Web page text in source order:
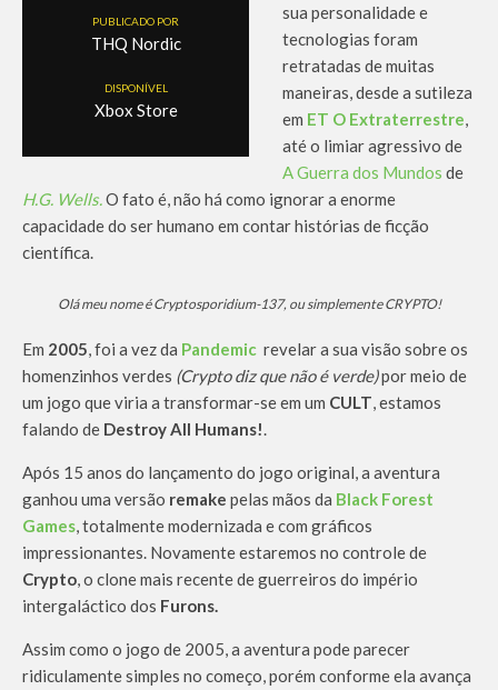
PUBLICADO POR
THQ Nordic
DISPONÍVEL
Xbox Store
sua personalidade e
tecnologias foram
retratadas de muitas
maneiras, desde a sutileza
em ET O Extraterrestre,
até o limiar agressivo de
A Guerra dos Mundos de
H.G. Wells.O fato é, não há como ignorar a enorme
capacidade do ser humano em contar histórias de ficção
científica.
Olá meu nome é Cryptosporidium-137, ou simplemente CRYPTO!
Em 2005, foi a vez da Pandemic revelar a sua visão sobre os
homenzinhos verdes (Crypto diz que não é verde)por meio de
um jogo que viria a transformar-se em um CULT, estamos
falando de Destroy All Humans!.
Após 15 anos do lançamento do jogo original, a aventura
ganhou uma versão remake pelas mãos da Black Forest
Games, totalmente modernizada e com gráficos
impressionantes. Novamente estaremos no controle de
Crypto, o clone mais recente de guerreiros do império
intergaláctico dos Furons.
Assim como o jogo de 2005, a aventura pode parecer
ridiculamente simples no começo, porém conforme ela avança